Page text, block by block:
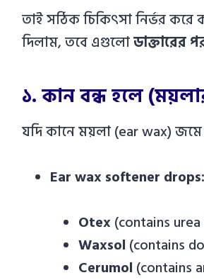
তাই সঠিক চিকিৎসা নির্ভর করে
দিলাম, তবে এগুলোডাক্তারের
১. কান বন্ধ হলে
যদি কানে ময়লা (ear wax)
Ear wax softener drops:
Otex(contains
Waxsol (contains
Cerumol (contains